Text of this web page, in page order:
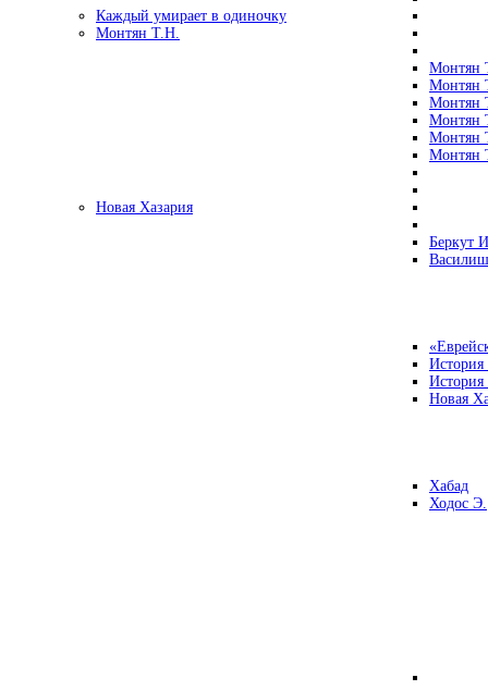
Каждый умирает в одиночку
Монтян Т.Н.
Монтян
Монтян
Монтян
Монтян
Монтян
Монтян
Новая Хазария
Беркут
Новая
Хабад
Ходос Э.